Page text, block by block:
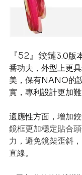
『52』鉸鏈3.0版
番功夫，外型上更
美，保有NANO的
實，專利設計更加難
適應性方面， 增加
鏡框更加穩定貼合
力，避免鏡架歪斜
直線。